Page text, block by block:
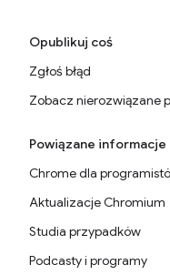
Opublikuj coś
Zgłoś błąd
Zobacz nierozwiązane
Powiązane informacje
Chrome dla
Aktualizacje Chromium
Studia przypadków
Podcasty i programy